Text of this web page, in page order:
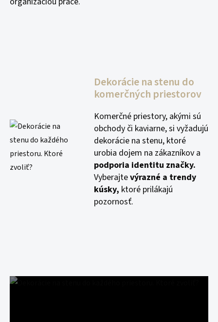
Dekorácie na stenu do
komerčných priestorov
Komerčné priestory, akými sú
obchody či kaviarne, si vyžadujú
dekorácie na stenu, ktoré
urobia dojem na zákazníkov a
podporia identitu značky.
Vyberajtevýrazné a trendy
kúsky, ktoré prilákajú
pozornosť.